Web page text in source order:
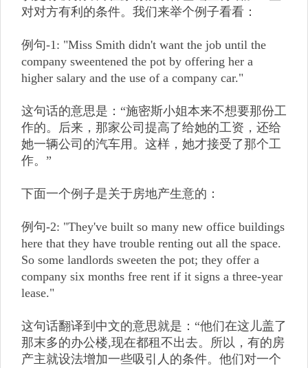
对对方有利的条件。我们来举个例子看看：
例句-1: "Miss Smith didn't want the job until the
company sweentened the pot by offering her a
higher salary and the use of a company car."
这句话的意思是：“施密斯小姐本来不想要那份工
作的。后来，那家公司提高了给她的工资，还给
她一辆公司的汽车用。这样，她才接受了那个工
作。”
下面一个例子是关于房地产生意的：
例句-2: "They've built so many new office buildings
here that they have trouble renting out all the space.
So some landlords sweeten the pot; they offer a
company six months free rent if it signs a three-year
lease."
这句话翻译到中文的意思就是：“他们在这儿盖了
那末多的办公楼,现在都租不出去。所以，有的房
产主就设法增加一些吸引人的条件。他们对一个